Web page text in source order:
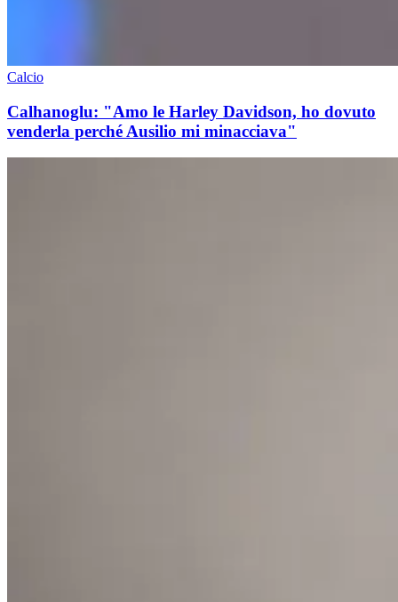
Calcio
Calhanoglu: "Amo le Harley Davidson, ho dovuto
venderla perché Ausilio mi minacciava"